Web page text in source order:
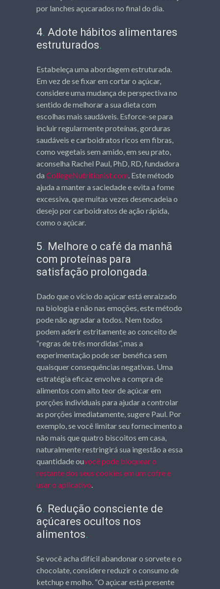
por lanches açucarados no final do dia.
4. Adote hábitos alimentares
estruturados.
Estabeleça uma abordagem estruturada.
Em vez de se fixar em cortar o açúcar,
considere uma mudança de perspectiva no
sentido de melhorar a sua dieta com
escolhas mais saudáveis. Esforce-se para
incluir regularmente proteínas, gorduras
saudáveis ​​e carboidratos ricos em fibras,
como vegetais sem amido, em seu prato,
aconselha Rachel Paul, PhD, RD, fundadora
da CollegeNutritionist.com. Este método
ajuda a manter a saciedade e evita a fome
excessiva, que muitas vezes desencadeia o
desejo por carboidratos de ação rápida,
como o açúcar.
5. Melhore o café da manhã
com proteínas para
satisfação prolongada.
Dado que o vício do açúcar está enraizado
na biologia e não nas emoções, este método
pode não agradar a todos. Nem todos
podem aderir estritamente ao conceito de
“regras de três mordidas”, mas a
experimentação pode ser benéfica sem
quaisquer consequências negativas. Uma
estratégia eficaz envolve a compra de
alimentos com alto teor de açúcar em
porções individuais para ajudar a controlar
as porções imediatamente, sugere Paul. Por
exemplo, se você limitar seu fornecimento a
não mais que quatro biscoitos em casa,
naturalmente restringirá sua ingestão a essa
quantidade ouvocê pode bloquear o
restante dos seus cookies em um cofre e
usar o aplicativo.
6. Redução consciente de
açúcares ocultos nos
alimentos.
Se você acha difícil abandonar o sorvete e o
chocolate, considere reduzir o consumo de
ketchup e molho. “O açúcar está presente